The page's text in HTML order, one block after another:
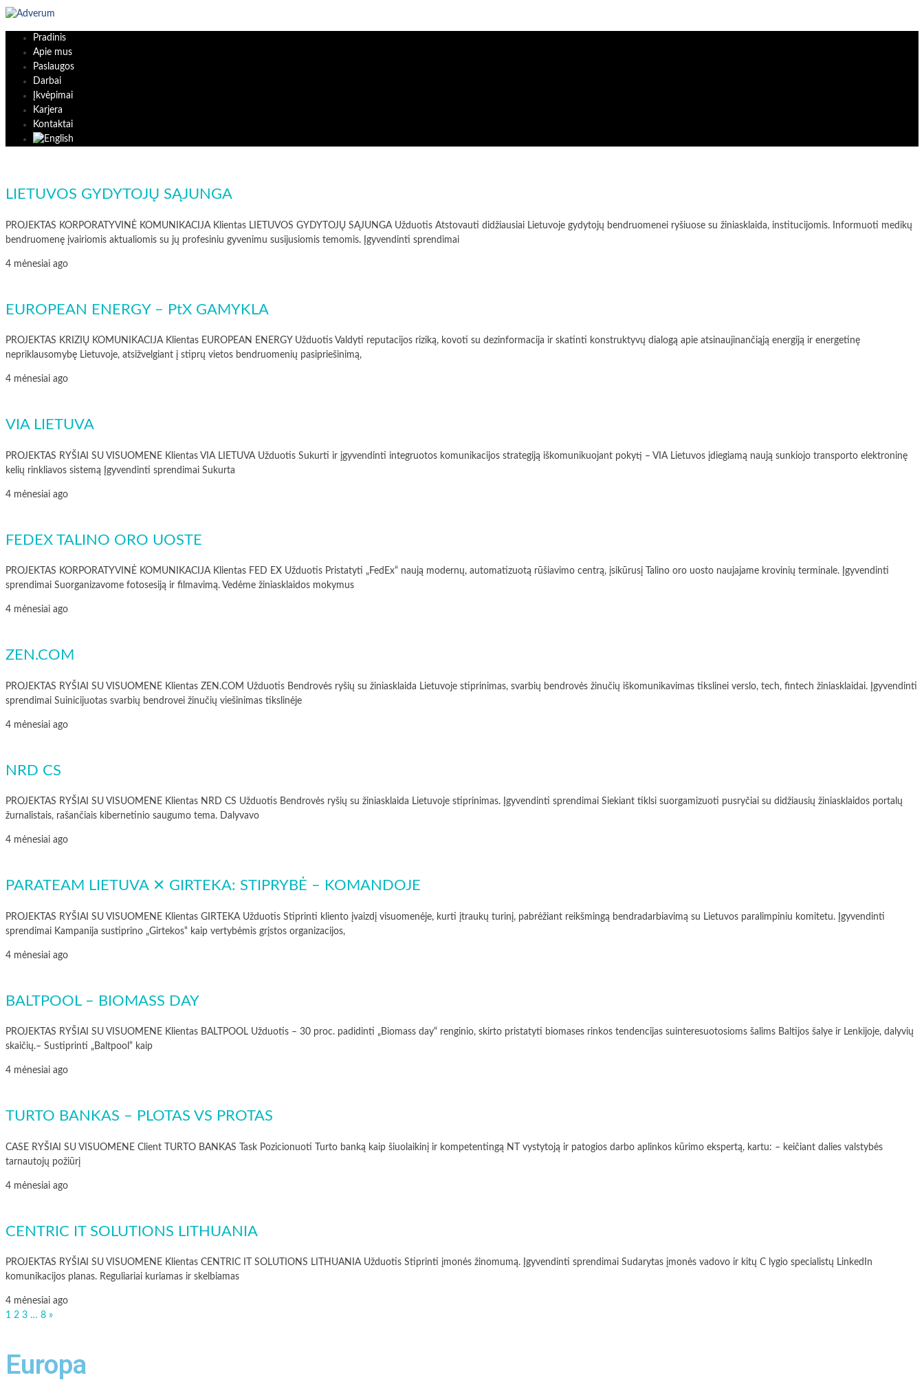
Pradinis
Apie mus
Paslaugos
Darbai
Įkvėpimai
Karjera
Kontaktai
LIETUVOS GYDYTOJŲ SĄJUNGA
PROJEKTAS KORPORATYVINĖ KOMUNIKACIJA Klientas LIETUVOS GYDYTOJŲ SĄJUNGA Užduotis Atstovauti didžiausiai Lietuvoje gydytojų bendruomenei ryšiuose su žiniasklaida, institucijomis. Informuoti medikų
bendruomenę įvairiomis aktualiomis su jų profesiniu gyvenimu susijusiomis temomis. Įgyvendinti sprendimai
4 mėnesiai ago
EUROPEAN ENERGY – PtX GAMYKLA
PROJEKTAS KRIZIŲ KOMUNIKACIJA Klientas EUROPEAN ENERGY Užduotis Valdyti reputacijos riziką, kovoti su dezinformacija ir skatinti konstruktyvų dialogą apie atsinaujinančiąją energiją ir energetinę
nepriklausomybę Lietuvoje, atsižvelgiant į stiprų vietos bendruomenių pasipriešinimą,
4 mėnesiai ago
VIA LIETUVA
PROJEKTAS RYŠIAI SU VISUOMENE Klientas VIA LIETUVA Užduotis Sukurti ir įgyvendinti integruotos komunikacijos strategiją iškomunikuojant pokytį – VIA Lietuvos įdiegiamą naują sunkiojo transporto elektroninę
kelių rinkliavos sistemą Įgyvendinti sprendimai Sukurta
4 mėnesiai ago
FEDEX TALINO ORO UOSTE
PROJEKTAS KORPORATYVINĖ KOMUNIKACIJA Klientas FED EX Užduotis Pristatyti „FedEx“ naują modernų, automatizuotą rūšiavimo centrą, įsikūrusį Talino oro uosto naujajame krovinių terminale. Įgyvendinti
sprendimai Suorganizavome fotosesiją ir filmavimą. Vedėme žiniasklaidos mokymus
4 mėnesiai ago
ZEN.COM
PROJEKTAS RYŠIAI SU VISUOMENE Klientas ZEN.COM Užduotis Bendrovės ryšių su žiniasklaida Lietuvoje stiprinimas, svarbių bendrovės žinučių iškomunikavimas tikslinei verslo, tech, fintech žiniasklaidai. Įgyvendinti
sprendimai Suinicijuotas svarbių bendrovei žinučių viešinimas tikslinėje
4 mėnesiai ago
NRD CS
PROJEKTAS RYŠIAI SU VISUOMENE Klientas NRD CS Užduotis Bendrovės ryšių su žiniasklaida Lietuvoje stiprinimas. Įgyvendinti sprendimai Siekiant tiklsi suorgamizuoti pusryčiai su didžiausių žiniasklaidos portalų
žurnalistais, rašančiais kibernetinio saugumo tema. Dalyvavo
4 mėnesiai ago
PARATEAM LIETUVA ✕ GIRTEKA: STIPRYBĖ – KOMANDOJE
PROJEKTAS RYŠIAI SU VISUOMENE Klientas GIRTEKA Užduotis Stiprinti kliento įvaizdį visuomenėje, kurti įtraukų turinį, pabrėžiant reikšmingą bendradarbiavimą su Lietuvos paralimpiniu komitetu. Įgyvendinti
sprendimai Kampanija sustiprino „Girtekos“ kaip vertybėmis grįstos organizacijos,
4 mėnesiai ago
BALTPOOL – BIOMASS DAY
PROJEKTAS RYŠIAI SU VISUOMENE Klientas BALTPOOL Užduotis – 30 proc. padidinti „Biomass day“ renginio, skirto pristatyti biomases rinkos tendencijas suinteresuotosioms šalims Baltijos šalye ir Lenkijoje, dalyvių
skaičių.– Sustiprinti „Baltpool“ kaip
4 mėnesiai ago
TURTO BANKAS – PLOTAS VS PROTAS
CASE RYŠIAI SU VISUOMENE Client TURTO BANKAS Task Pozicionuoti Turto banką kaip šiuolaikinį ir kompetentingą NT vystytoją ir patogios darbo aplinkos kūrimo ekspertą, kartu: – keičiant dalies valstybės
tarnautojų požiūrį
4 mėnesiai ago
CENTRIC IT SOLUTIONS LITHUANIA
PROJEKTAS RYŠIAI SU VISUOMENE Klientas CENTRIC IT SOLUTIONS LITHUANIA Užduotis Stiprinti įmonės žinomumą. Įgyvendinti sprendimai Sudarytas įmonės vadovo ir kitų C lygio specialistų LinkedIn
komunikacijos planas. Reguliariai kuriamas ir skelbiamas
4 mėnesiai ago
1 2 3 … 8 »
Europa